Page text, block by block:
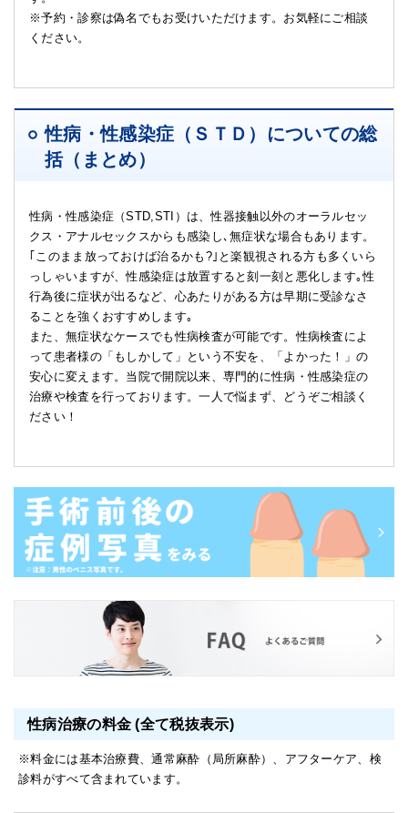
※予約・診察は偽名でもお受けいただけます。お気軽にご相談
ください。
性病・性感染症（ＳＴＤ）についての総
括（まとめ）
性病・性感染症（STD,STI）は、性器接触以外のオーラルセッ
クス・アナルセックスからも感染し､無症状な場合もあります。
｢このまま放っておけば治るかも?｣と楽観視される方も多くいら
っしゃいますが、性感染症は放置すると刻一刻と悪化します｡性
行為後に症状が出るなど、心あたりがある方は早期に受診なさ
ることを強くおすすめします｡
また、無症状なケースでも性病検査が可能です。性病検査によ
って患者様の「もしかして」という不安を、「よかった！」の
安心に変えます。当院で開院以来、専門的に性病・性感染症の
治療や検査を行っております。一人で悩まず、どうぞご相談く
ださい！
性病治療の料金 (全て税抜表示)
※料金には基本治療費、通常麻酔（局所麻酔）、アフターケア、検
診料がすべて含まれています。